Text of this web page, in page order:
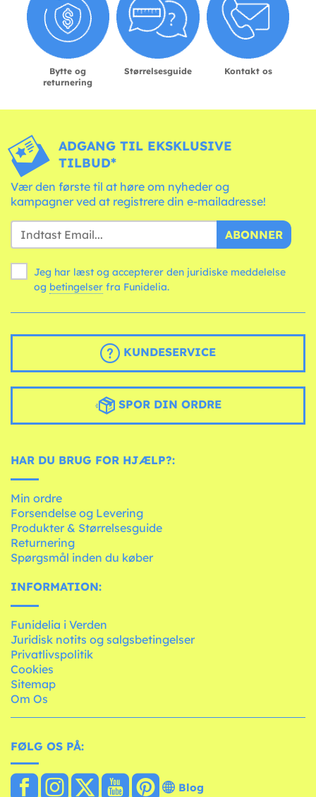
Bytte og
returnering
Størrelsesguide Kontakt os
ADGANG TIL EKSKLUSIVE
TILBUD*
Vær den første til at høre om nyheder og
kampagner ved at registrere din e-mailadresse!
ABONNER
Jeg har læst og accepterer den juridiske meddelelse
og betingelser fra Funidelia.
KUNDESERVICE
SPOR DIN ORDRE
HAR DU BRUG FOR HJÆLP?:
Min ordre
Forsendelse og Levering
Produkter & Størrelsesguide
Returnering
Spørgsmål inden du køber
INFORMATION:
Funidelia i Verden
Juridisk notits og salgsbetingelser
Privatlivspolitik
Cookies
Sitemap
Om Os
FØLG OS PÅ:
Blog